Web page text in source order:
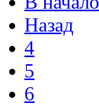
Назад
4
5
6